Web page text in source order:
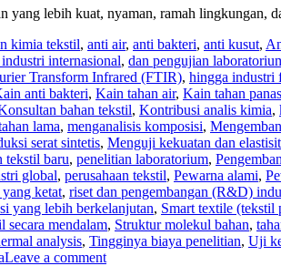
yang lebih kuat, nyaman, ramah lingkungan,
kimia tekstil, anti air, anti bakteri, anti kusut,
internasional, dan pengujian
Transform Infrared (FTIR), hingga industri
anti bakteri, Kain tahan air, Kain tahan panas
bahan tekstil, Kontribusi analis kimia,
lama, menganalisis komposisi,
serat sintetis, Menguji kekuatan dan
tekstil baru, penelitian laboratorium,
global, perusahaan tekstil, Pewarna alami,
ketat, riset dan pengembangan (R&D)
yang lebih berkelanjutan, Smart textile (tekstil
secara mendalam, Struktur molekul bahan,
analysis, Tingginya biaya penelitian, Uji
Leave a comment